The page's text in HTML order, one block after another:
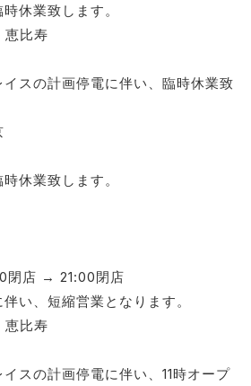
休業致します。
比寿
スの計画停電に伴い、臨時休業致
休業致します。
閉店 → 21:00閉店
い、短縮営業となります。
比寿
スの計画停電に伴い、11時オープ